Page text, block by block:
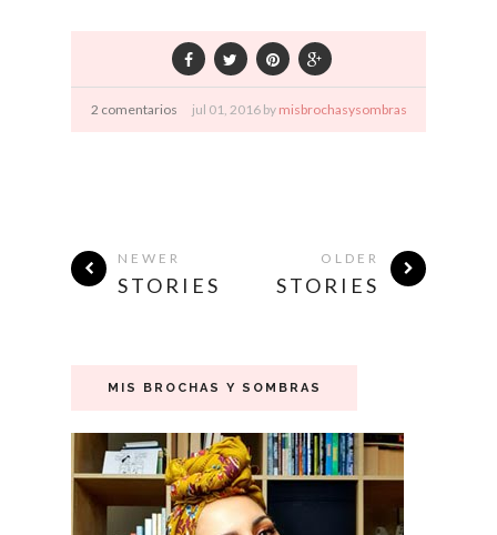
2 comentarios jul 01, 2016 by misbrochasysombras
NEWER
STORIES
OLDER
STORIES
MIS BROCHAS Y SOMBRAS